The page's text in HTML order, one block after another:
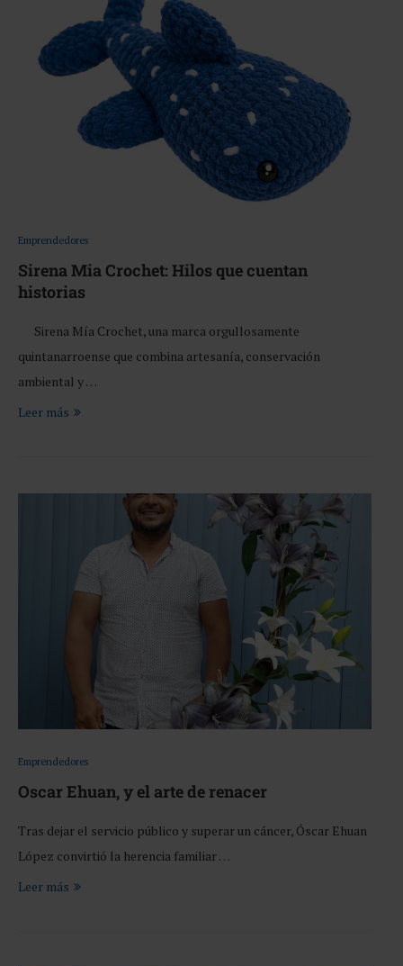
Emprendedores
Sirena Mia Crochet: Hilos que cuentan
historias
Sirena Mía Crochet, una marca orgullosamente
quintanarroense que combina artesanía, conservación
ambiental y …
Leer más
Emprendedores
Oscar Ehuan, y el arte de renacer
Tras dejar el servicio público y superar un cáncer, Óscar Ehuan
López convirtió la herencia familiar …
Leer más